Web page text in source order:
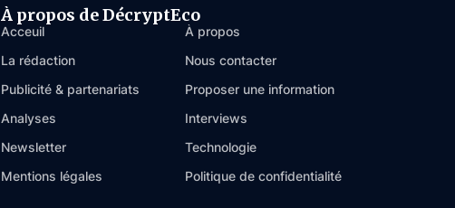
À propos de DécryptEco
Acceuil
À propos
La rédaction
Nous contacter
Publicité & partenariats
Proposer une information
Analyses
Interviews
Newsletter
Technologie
Mentions légales
Politique de confidentialité